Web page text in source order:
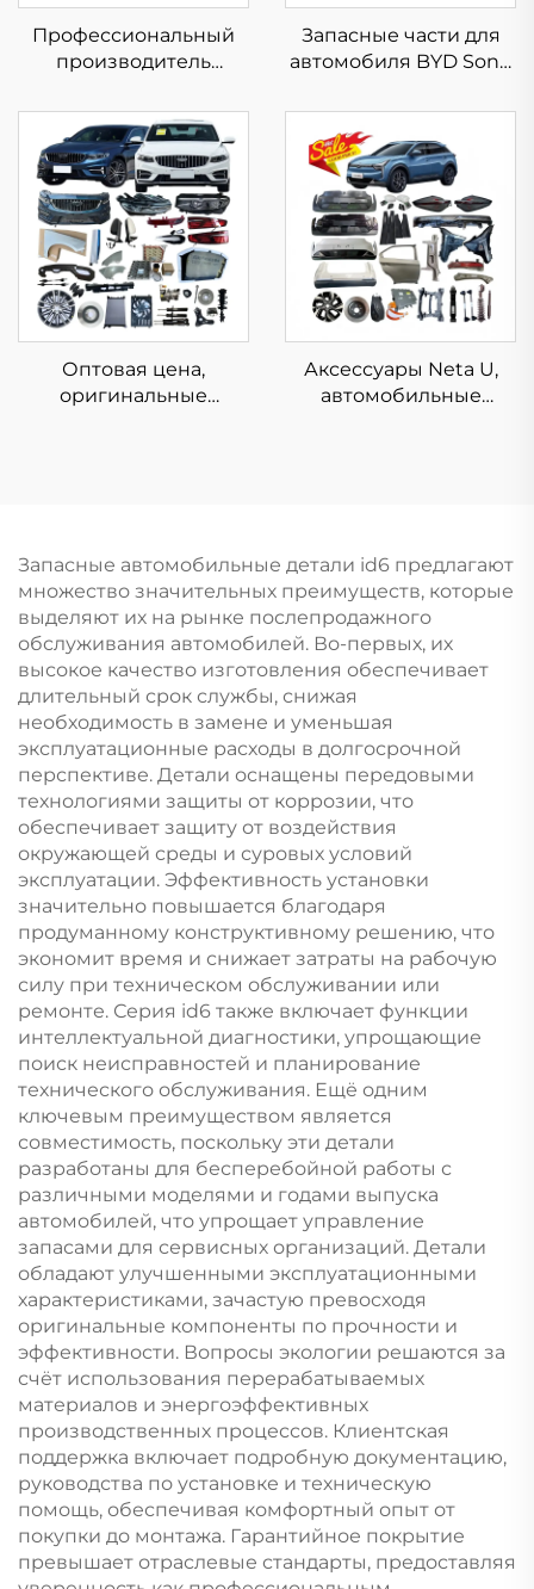
Профессиональный
производитель
аксессуары для VW
ID6, кузовные детали
для гибридных и
электромобилей,
запасные части для
Volkswagen ID.6
Запасные части для
автомобиля BYD Song
высококачественные
полные обвесы для
Song L DM-i EV, новые
оригинальные
аксессуары
Оптовая цена,
оригинальные
2023, 2024, 2025
Аксессуары Neta U,
автомобильные
Запасные автомобильные детали id6 предлагают
множество значительных преимуществ, которые
выделяют их на рынке послепродажного
обслуживания автомобилей. Во-первых, их
высокое качество изготовления обеспечивает
длительный срок службы, снижая
необходимость в замене и уменьшая
эксплуатационные расходы в долгосрочной
перспективе. Детали оснащены передовыми
технологиями защиты от коррозии, что
обеспечивает защиту от воздействия
окружающей среды и суровых условий
эксплуатации. Эффективность установки
значительно повышается благодаря
продуманному конструктивному решению, что
экономит время и снижает затраты на рабочую
силу при техническом обслуживании или
ремонте. Серия id6 также включает функции
интеллектуальной диагностики, упрощающие
поиск неисправностей и планирование
технического обслуживания. Ещё одним
ключевым преимуществом является
совместимость, поскольку эти детали
разработаны для бесперебойной работы с
различными моделями и годами выпуска
автомобилей, что упрощает управление
запасами для сервисных организаций. Детали
обладают улучшенными эксплуатационными
характеристиками, зачастую превосходя
оригинальные компоненты по прочности и
эффективности. Вопросы экологии решаются за
счёт использования перерабатываемых
материалов и энергоэффективных
производственных процессов. Клиентская
поддержка включает подробную документацию,
руководства по установке и техническую
помощь, обеспечивая комфортный опыт от
покупки до монтажа. Гарантийное покрытие
превышает отраслевые стандарты, предоставляя